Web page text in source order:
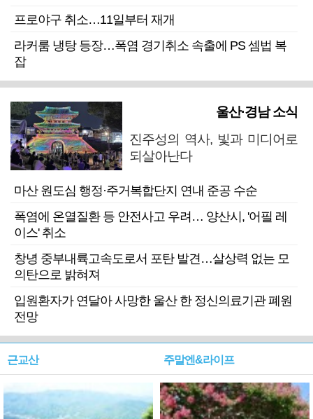
프로야구 취소…11일부터 재개
라커룸 냉탕 등장…폭염 경기취소 속출에 PS 셈법 복
잡
울산·경남 소식
진주성의 역사, 빛과 미디어로
되살아난다
마산 원도심 행정·주거복합단지 연내 준공 수순
폭염에 온열질환 등 안전사고 우려… 양산시, '어필 레
이스' 취소
창녕 중부내륙고속도로서 포탄 발견…살상력 없는 모
의탄으로 밝혀져
입원환자가 연달아 사망한 울산 한 정신의료기관 폐원
전망
근교산 주말엔&라이프